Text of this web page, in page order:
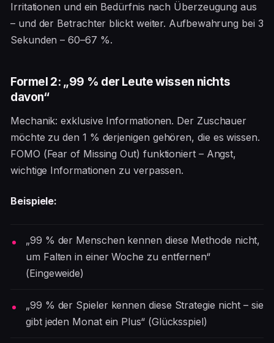
Irritationen und ein Bedürfnis nach Überzeugung aus
– und der Betrachter blickt weiter. Aufbewahrung bei 3
Sekunden – 60–67 %.
Formel 2: „99 % der Leute wissen nichts
davon“
Mechanik: exklusive Informationen. Der Zuschauer
möchte zu den 1 % derjenigen gehören, die es wissen.
FOMO (Fear of Missing Out) funktioniert – Angst,
wichtige Informationen zu verpassen.
Beispiele:
„99 % der Menschen kennen diese Methode nicht,
um Falten in einer Woche zu entfernen“
(Eingeweide)
„99 % der Spieler kennen diese Strategie nicht – sie
gibt jeden Monat ein Plus“ (Glücksspiel)